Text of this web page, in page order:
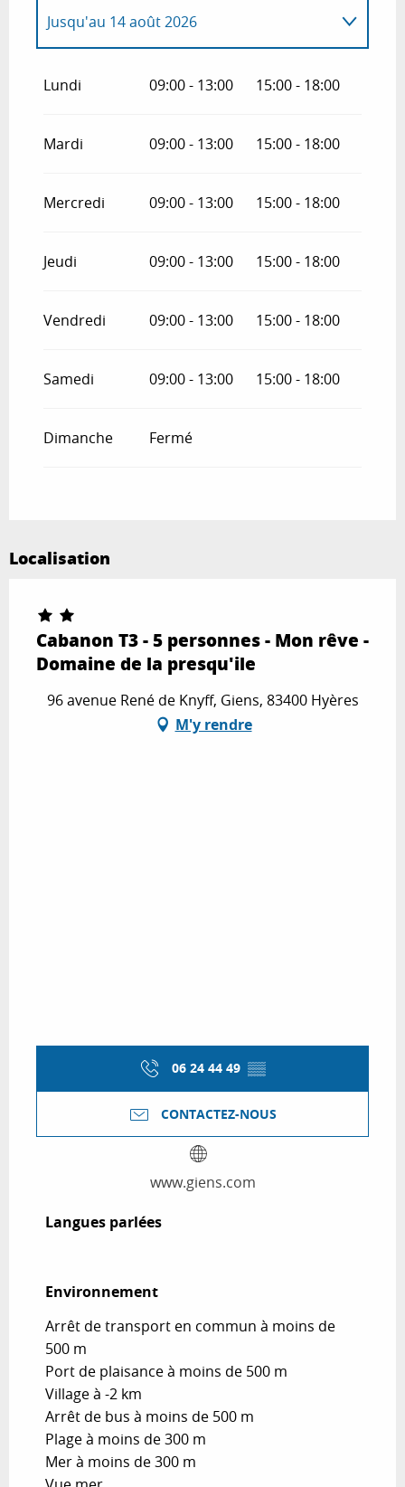
Jusqu'au 14 août 2026
Lundi 09:00 - 13:00 15:00 - 18:00
Mardi 09:00 - 13:00 15:00 - 18:00
Mercredi 09:00 - 13:00 15:00 - 18:00
Jeudi 09:00 - 13:00 15:00 - 18:00
Vendredi 09:00 - 13:00 15:00 - 18:00
Samedi 09:00 - 13:00 15:00 - 18:00
Dimanche Fermé
Localisation
Cabanon T3 - 5 personnes - Mon rêve -
Domaine de la presqu'ile
96 avenue René de Knyff, Giens, 83400 Hyères
M'y rendre
06 24 44 49 ▒▒
CONTACTEZ-NOUS
www.giens.com
Langues parlées
Langues parlées
Environnement
Environnement
Arrêt de transport en commun à moins de
500 m
Port de plaisance à moins de 500 m
Village à -2 km
Arrêt de bus à moins de 500 m
Plage à moins de 300 m
Mer à moins de 300 m